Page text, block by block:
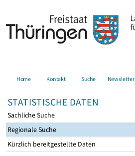
Home Kontakt Suche Newsletter
STATISTISCHE DATEN
Sachliche Suche
Regionale Suche
Kürzlich bereitgestellte Daten